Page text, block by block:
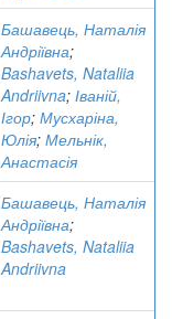
Башавець, Наталія
Андріївна;
Bashavets, Nataliia
Andriivna; Іваній,
Ігор; Мусхаріна,
Юлія; Мельнік,
Анастасія
Башавець, Наталія
Андріївна;
Bashavets, Nataliia
Andriivna